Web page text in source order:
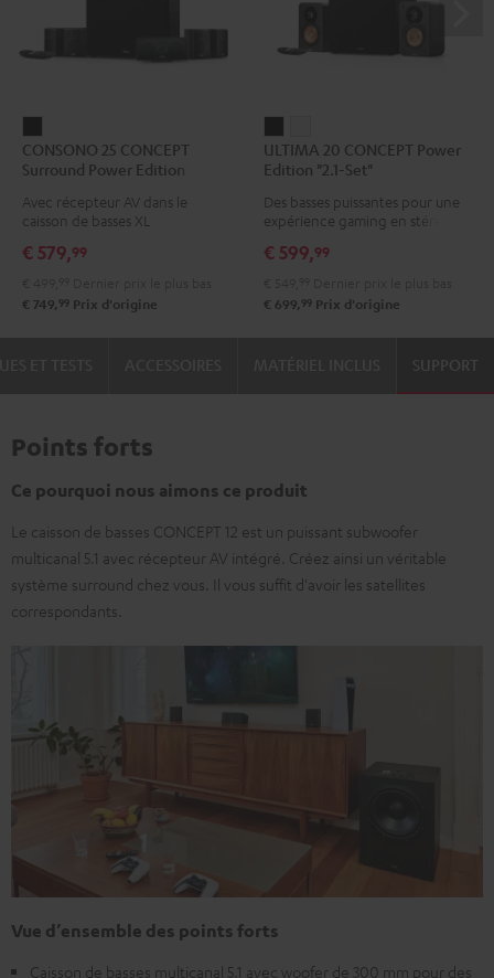
25
CONCEPT
Surround
Edition
5.1"
CONSONO 25 CONCEPT
Surround Power Edition
Avec récepteur AV dans le
caisson de basses XL
€ 579,99
€ 749, 99 Prix d'origine
20
CONCEPT
Power
"2.1-
Noir
20
CONCEPT
Power
Edition
"2.1-
Blanc
ULTIMA 20 CONCEPT Power
Edition "2.1-Set"
Des basses puissantes pour une
expérience gaming en stéréo
€ 599,99
€ 699, 99 Prix d'origine
SUPPORT
Points forts
Ce pourquoi nous aimons ce produit
Le caisson de basses CONCEPT 12 est un puissant subwoofer
multicanal 5.1 avec récepteur AV intégré. Créez ainsi un véritable
système surround chez vous. Il vous suffit d'avoir les satellites
correspondants.
Vue d’ensemble des points forts
Caisson de basses multicanal 5.1 avec woofer de 300 mm pour des